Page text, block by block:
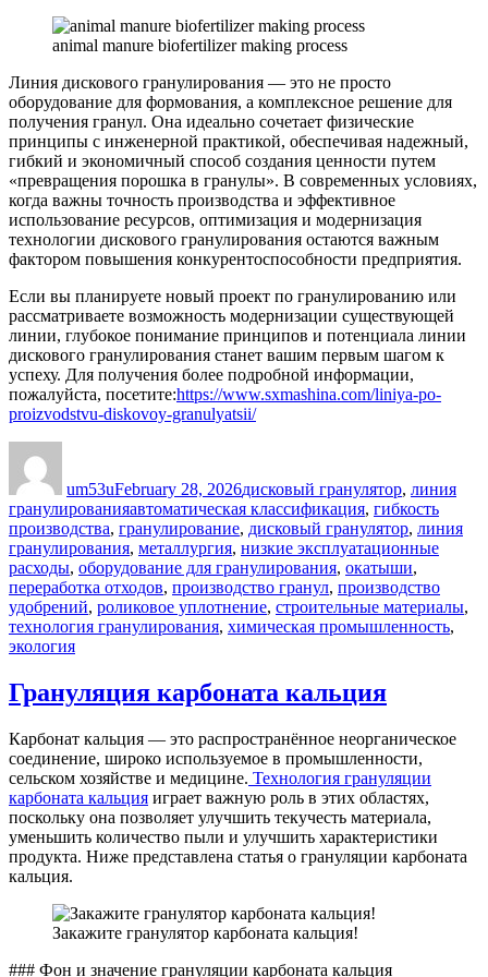
animal manure biofertilizer making process
Линия дискового гранулирования — это не просто
оборудование для формования, а комплексное решение для
получения гранул. Она идеально сочетает физические
принципы с инженерной практикой, обеспечивая надежный,
гибкий и экономичный способ создания ценности путем
«превращения порошка в гранулы». В современных условиях,
когда важны точность производства и эффективное
использование ресурсов, оптимизация и модернизация
технологии дискового гранулирования остаются важным
фактором повышения конкурентоспособности предприятия.
Если вы планируете новый проект по гранулированию или
рассматриваете возможность модернизации существующей
линии, глубокое понимание принципов и потенциала линии
дискового гранулирования станет вашим первым шагом к
успеху. Для получения более подробной информации,
пожалуйста, посетите:https://www.sxmashina.com/liniya-po-
proizvodstvu-diskovoy-granulyatsii/
um53uFebruary 28, 2026дисковый гранулятор, линия
гранулированияTags
автоматическая классификация, гибкость
производства, гранулирование, дисковый гранулятор, линия
гранулирования, металлургия, низкие эксплуатационные
расходы, оборудование для гранулирования, окатыши,
переработка отходов, производство гранул, производство
удобрений, роликовое уплотнение, строительные материалы,
технология гранулирования, химическая промышленность,
экология
Грануляция карбоната кальция
Карбонат кальция — это распространённое неорганическое
соединение, широко используемое в промышленности,
сельском хозяйстве и медицине. Технология грануляции
карбоната кальция играет важную роль в этих областях,
поскольку она позволяет улучшить текучесть материала,
уменьшить количество пыли и улучшить характеристики
продукта. Ниже представлена статья о грануляции карбоната
кальция.
Закажите гранулятор карбоната кальция!
### Фон и значение грануляции карбоната кальция